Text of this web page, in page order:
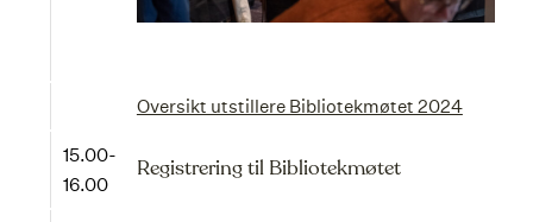
Oversikt utstillere Bibliotekmøtet 2024
15.00-
16.00
Registrering til Bibliotekmøtet